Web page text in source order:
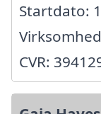
Startdato:
CVR: